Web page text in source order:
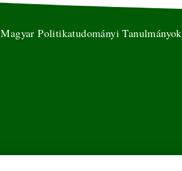
Magyar Politikatudományi Tanulmányok